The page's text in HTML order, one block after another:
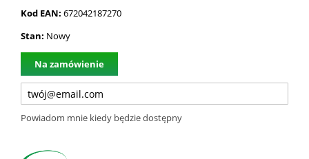
Kod EAN: 672042187270
Stan: Nowy
Na zamówienie
Powiadom mnie kiedy będzie dostępny